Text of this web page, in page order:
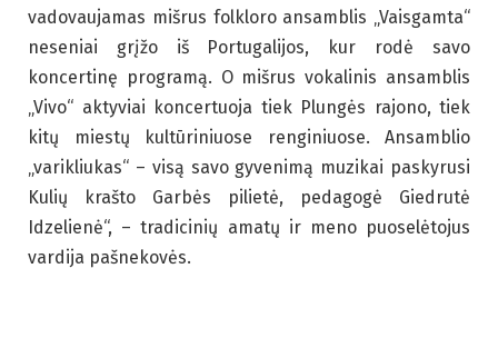
vadovaujamas mišrus folkloro ansamblis „Vaisgamta“
neseniai grįžo iš Portugalijos, kur rodė savo
koncertinę programą. O mišrus vokalinis ansamblis
„Vivo“ aktyviai koncertuoja tiek Plungės rajono, tiek
kitų miestų kultūriniuose renginiuose. Ansamblio
„varikliukas“ – visą savo gyvenimą muzikai paskyrusi
Kulių krašto Garbės pilietė, pedagogė Giedrutė
Idzelienė“, – tradicinių amatų ir meno puoselėtojus
vardija pašnekovės.